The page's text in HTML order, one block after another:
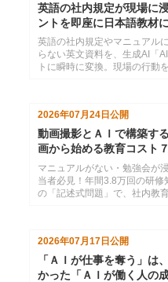
英語の社内規定が現場に
ントを即座に日本語教材
英語の社内規定やマニュアル
らない英文資料を、生成AI「
トに瞬時に変換。現場の行動
2026年07月24日 公開
動画撮影とＡＩで構築す
画から始める教育コスト
マニュアルがない・勉強会が
当者必見！年間3.8万回の研
の「記述式問題」で、社内教
2026年07月17日 公開
「ＡＩが仕事を奪う」は
かった「ＡＩが働く人の